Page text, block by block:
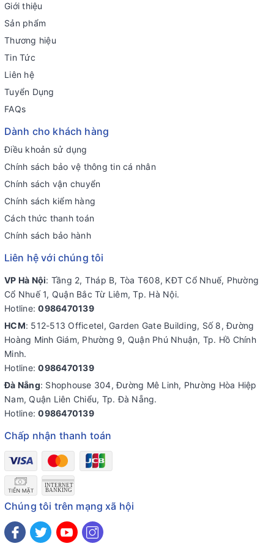
Giới thiệu
Sản phẩm
Thương hiệu
Tin Tức
Liên hệ
Tuyển Dụng
FAQs
Dành cho khách hàng
Điều khoản sử dụng
Chính sách bảo vệ thông tin cá nhân
Chính sách vận chuyển
Chính sách kiểm hàng
Cách thức thanh toán
Chính sách bảo hành
Liên hệ với chúng tôi
VP Hà Nội: Tầng 2, Tháp B, Tòa T608, KĐT Cổ Nhuế, Phường
Cổ Nhuế 1, Quận Bắc Từ Liêm, Tp. Hà Nội.
Hotline:0986470139
HCM: 512-513 Officetel, Garden Gate Building, Số 8, Đường
Hoàng Minh Giám, Phường 9, Quận Phú Nhuận, Tp. Hồ Chính
Minh.
Hotline:0986470139
Đà Nẵng: Shophouse 304, Đường Mê Linh, Phường Hòa Hiệp
Nam, Quận Liên Chiểu, Tp. Đà Nẵng.
Hotline:0986470139
Chấp nhận thanh toán
Chúng tôi trên mạng xã hội